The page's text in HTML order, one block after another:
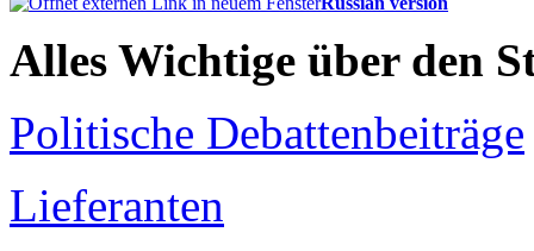
Alles Wichtige über den
Politische Debattenbeiträge
Lieferanten